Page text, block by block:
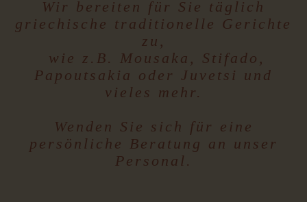
Wir bereiten für Sie täglich
griechische traditionelle Gerichte
zu,
wie z.B. Mousaka, Stifado,
Papoutsakia oder Juvetsi und
vieles mehr.
Wenden Sie sich für eine
persönliche Beratung an unser
Personal.